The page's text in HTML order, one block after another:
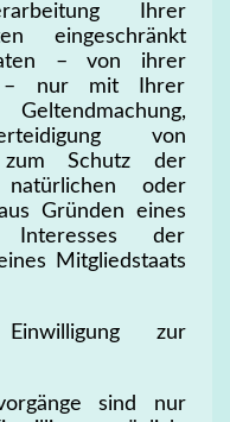
Ihrer
eingeschränkt
– von ihrer
– nur mit Ihrer
von
zum Schutz der
oder
Gründen eines
Interesses der
Mitgliedstaats
zur
sind nur